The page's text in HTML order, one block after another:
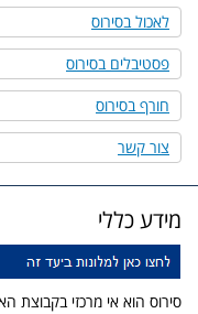
לאכול בסירוס
פסטיבלים בסירוס
חורף בסירוס
צור קשר
מידע כללי
סירוס הוא אי מרכזי בקבוצת